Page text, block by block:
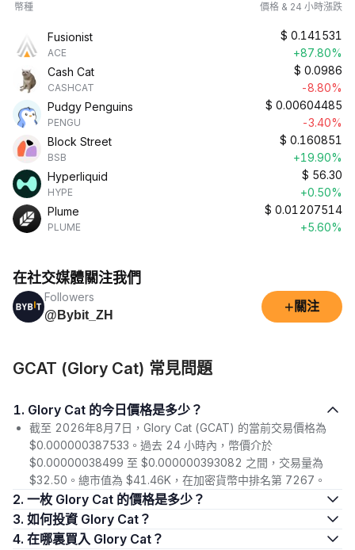
幣種 價格 & 24 小時漲跌
Fusionist
ACE
$ 0.141531
+87.80%
Cash Cat
CASHCAT
$ 0.0986
-8.80%
Pudgy Penguins
PENGU
$ 0.00604485
-3.40%
Block Street
BSB
$ 0.160851
+19.90%
Hyperliquid
HYPE
$ 56.30
+0.50%
Plume
PLUME
$ 0.01207514
+5.60%
在社交媒體關注我們
Followers
@Bybit_ZH
+ 關注
GCAT (Glory Cat) 常見問題
1. Glory Cat 的今日價格是多少？
截至 2026年8月7日，Glory Cat (GCAT) 的當前交易價格為
$0.000000387533。過去 24 小時內，幣價介於
$0.00000038499 至 $0.000000393082 之間，交易量為
$32.50。總市值為 $41.46K，在加密貨幣中排名第 7267。
2. 一枚 Glory Cat 的價格是多少？
3. 如何投資 Glory Cat？
4. 在哪裏買入 Glory Cat？